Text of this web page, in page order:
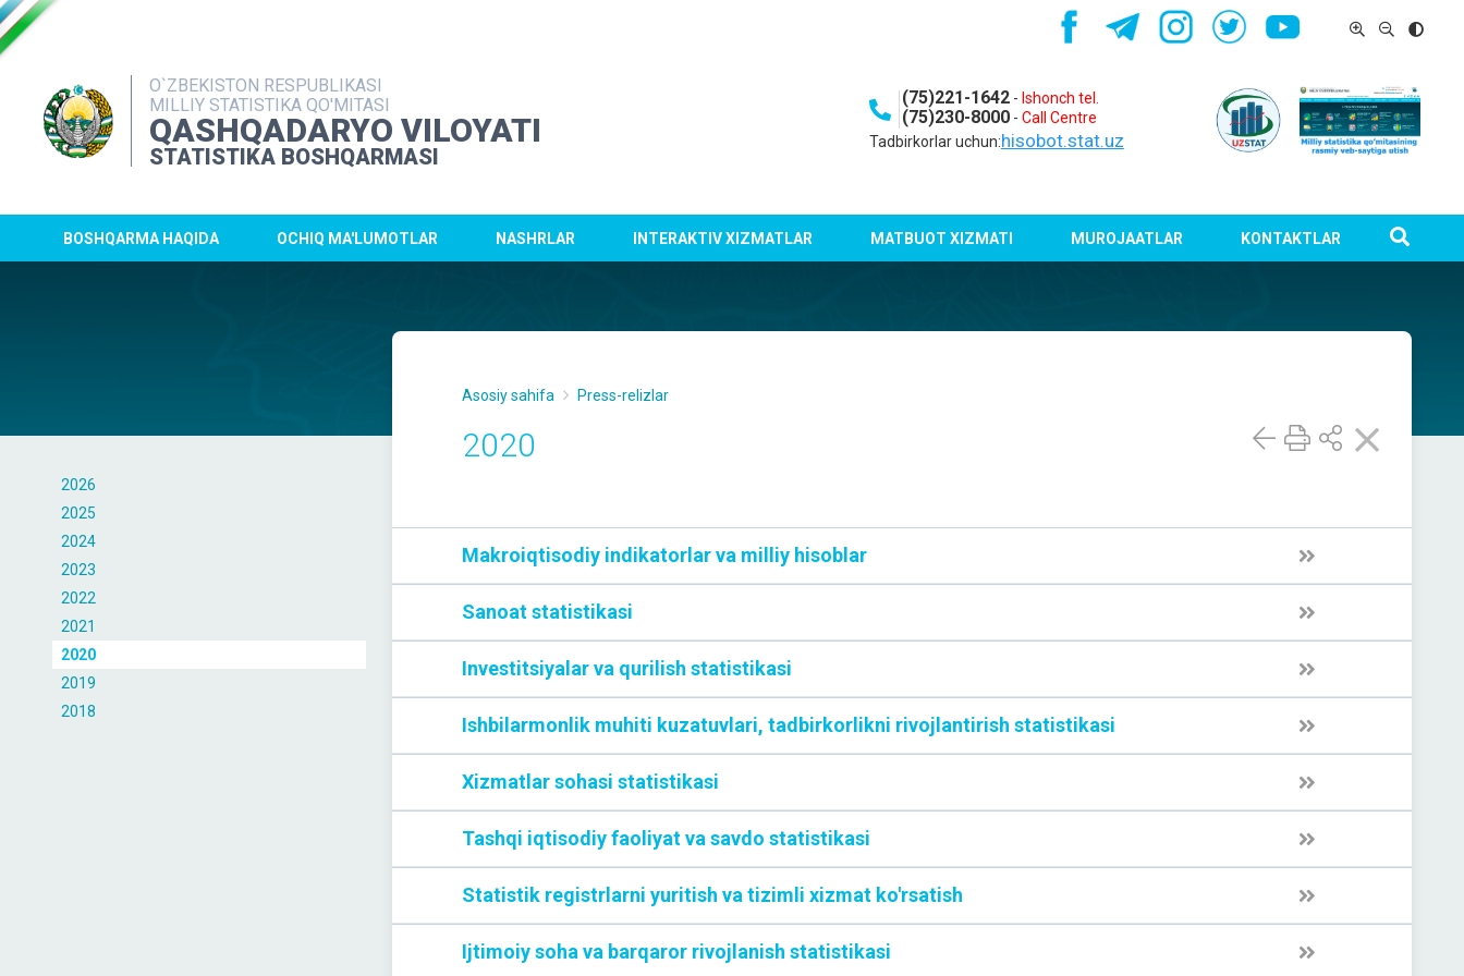
O`ZBEKISTON RESPUBLIKASI
MILLIY STATISTIKA QO'MITASI
QASHQADARYO VILOYATI
STATISTIKA BOSHQARMASI
(75)221-1642- Ishonch tel.
(75)230-8000- Call Centre
Tadbirkorlar uchun:hisobot.stat.uz
BOSHQARMA HAQIDA OCHIQ MA'LUMOTLAR NASHRLAR INTERAKTIV XIZMATLAR MATBUOT XIZMATI MUROJAATLAR KONTAKTLAR
2026
2025
2024
2023
2022
2021
2020
2019
2018
Asosiy sahifa Press-relizlar
2020
Makroiqtisodiy indikatorlar va milliy hisoblar
Sanoat statistikasi
Investitsiyalar va qurilish statistikasi
Ishbilarmonlik muhiti kuzatuvlari, tadbirkorlikni rivojlantirish statistikasi
Xizmatlar sohasi statistikasi
Tashqi iqtisodiy faoliyat va savdo statistikasi
Statistik registrlarni yuritish va tizimli xizmat ko'rsatish
Ijtimoiy soha va barqaror rivojlanish statistikasi